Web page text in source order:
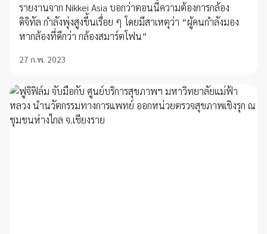
รายงานจาก Nikkei Asia บอกว่าตอนนี้ความต้องการกล้อง
ดิจิทัล กำลังพุ่งสูงขึ้นเรื่อย ๆ โดยมีสาเหตุว่า “ผู้คนกำลังมอง
หากล้องที่ดีกว่า กล้องสมาร์ตโฟน”
27 ก.พ. 2023